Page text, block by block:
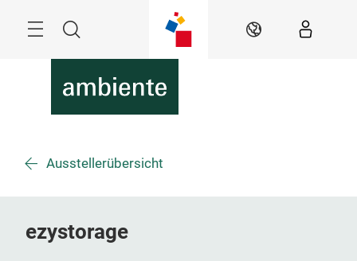
Suche DE
Ausstellerübersicht
ezystorage